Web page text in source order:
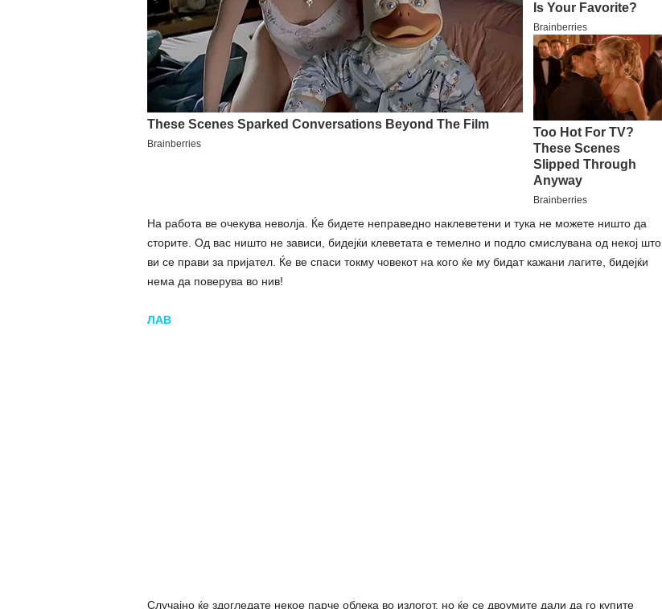
На работа ве очекува неволја. Ќе бидете неправедно наклеветени и тука не можете ништо да
сторите. Од вас ништо не зависи, бидејќи клеветата е темелно и подло смислувана од некој што
ви се прави за пријател. Ќе ве спаси токму човекот на кого ќе му бидат кажани лагите, бидејќи
нема да поверува во нив!
ЛАВ
Случајно ќе здогледате некое парче облека во излогот, но ќе се двоумите дали да го купите